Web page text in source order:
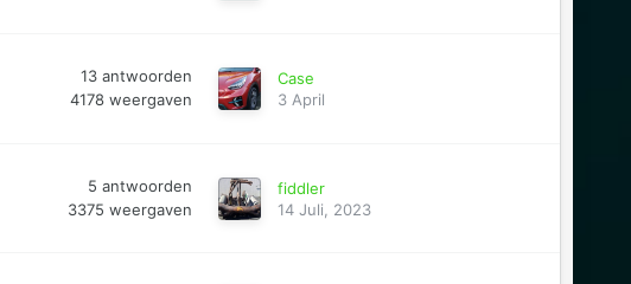
13 antwoorden
4178 weergaven
Case
3 April
5 antwoorden
3375 weergaven
fiddler
14 Juli, 2023